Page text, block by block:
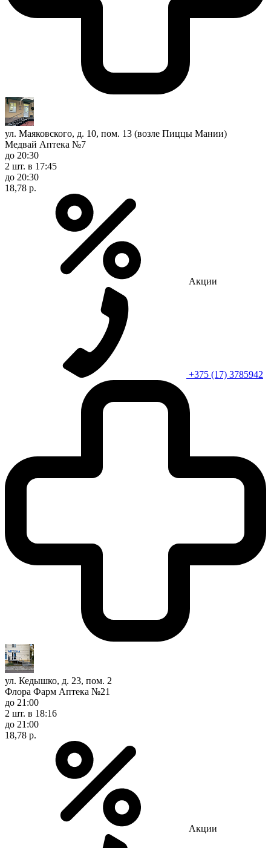
ул. Маяковского, д. 10, пом. 13 (возле Пиццы Мании)
Медвай Аптека №7
до 20:30
2 шт. в 17:45
до 20:30
18,78 р.
Акции
+375 (17) 3785942
ул. Кедышко, д. 23, пом. 2
Флора Фарм Аптека №21
до 21:00
2 шт. в 18:16
до 21:00
18,78 р.
Акции